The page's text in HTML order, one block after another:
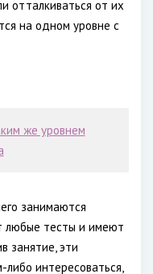
отталкиваться от их
на одном уровне с
же уровнем
занимаются
любые тесты и имеют
занятие, эти
интересоваться,